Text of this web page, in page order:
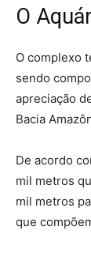
O
O complexo
sendo
apreciação
Bacia
De acordo
mil metros
mil metros
que